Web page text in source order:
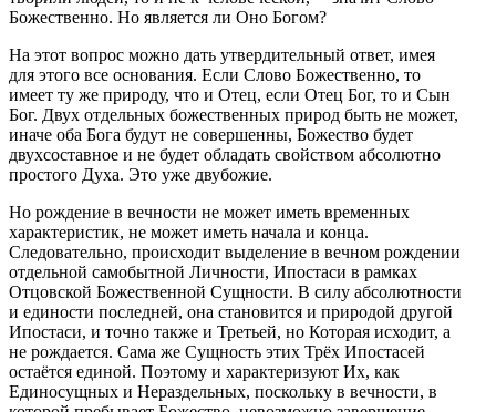
Божественно. Но является ли Оно Богом?
На этот вопрос можно дать утвердительный ответ, имея
для этого все основания. Если Слово Божественно, то
имеет ту же природу, что и Отец, если Отец Бог, то и Сын
Бог. Двух отдельных божественных природ быть не может,
иначе оба Бога будут не совершенны, Божество будет
двухсоставное и не будет обладать свойством абсолютно
простого Духа. Это уже двубожие.
Но рождение в вечности не может иметь временных
характеристик, не может иметь начала и конца.
Следовательно, происходит выделение в вечном рождении
отдельной самобытной Личности, Ипостаси в рамках
Отцовской Божественной Сущности. В силу абсолютности
и единости последней, она становится и природой другой
Ипостаси, и точно также и Третьей, но Которая исходит, а
не рождается. Сама же Сущность этих Трёх Ипостасей
остаётся единой. Поэтому и характеризуют Их, как
Единосущных и Нераздельных, поскольку в вечности, в